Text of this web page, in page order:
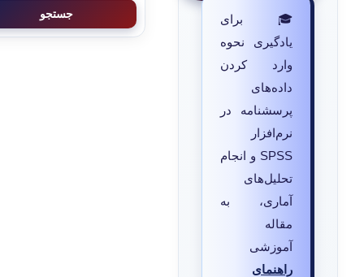
🎓 برای
یادگیری نحوه
وارد کردن
داده‌های
پرسشنامه در
نرم‌افزار
SPSS و انجام
تحلیل‌های
آماری، به
مقاله
آموزشی
راهنمای
جستجو